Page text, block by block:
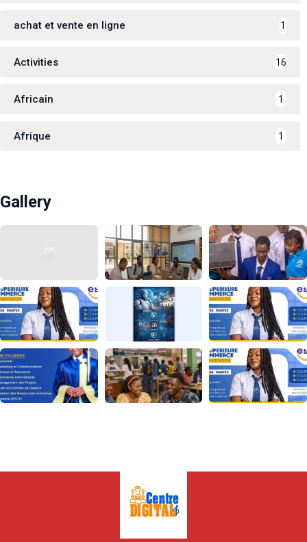
achat et vente en ligne 1
Activities 16
Africain 1
Afrique 1
Gallery